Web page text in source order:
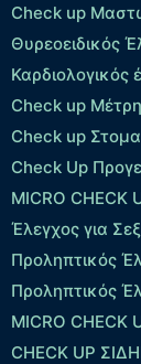
Check up
Θυρεοειδικός
Καρδιολογικός
Check up
Check up
Check Up
MICRO CHECK
Έλεγχος για
Προληπτικός
Προληπτικός
MICRO
CHECK UP